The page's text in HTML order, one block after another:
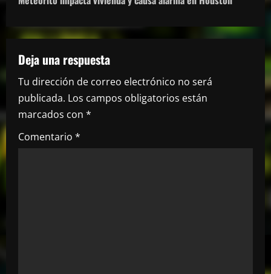
a
c
i
ó
n
Deja una respuesta
Tu dirección de correo electrónico no será
publicada. Los campos obligatorios están
marcados con *
Comentario *